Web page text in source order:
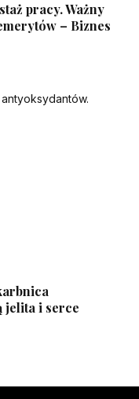
pracy. Ważny
– Biznes
jelita i serce